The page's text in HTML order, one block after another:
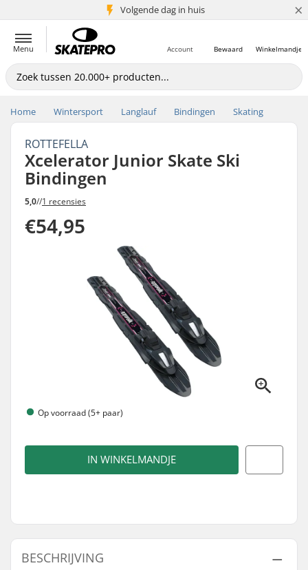
Volgende dag in huis
5+ mln. klanten ×
Menu Winkelmandje
Bewaard
Account
Home Wintersport Langlauf Bindingen Skating
ROTTEFELLA
Xcelerator Junior Skate Ski
Bindingen
5,0//1 recensies
€54,95
Op voorraad (5+ paar)
IN WINKELMANDJE
BESCHRIJVING